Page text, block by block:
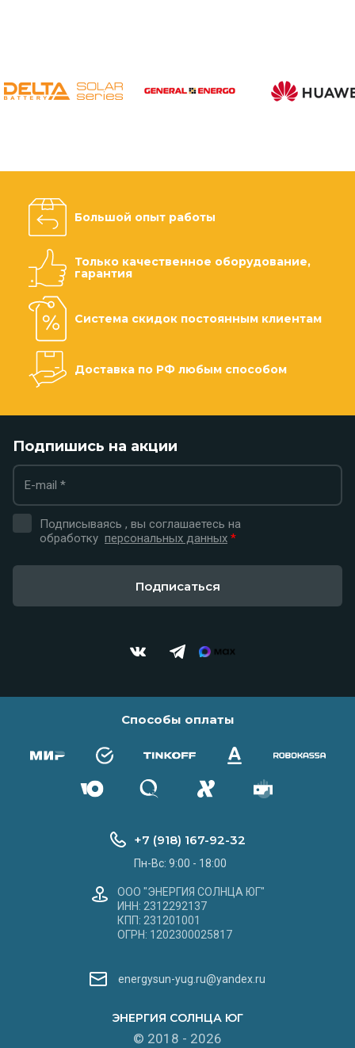
Большой опыт работы
Только качественное оборудование,
гарантия
Система скидок постоянным клиентам
Доставка по РФ любым способом
Подпишись на акции
Подписываясь , вы соглашаетесь на
обработку персональных данных *
Подписаться
Способы оплаты
ЭНЕРГИЯ СОЛНЦА ЮГ
© 2018 - 2026
+7 (918) 167-92-32
Пн-Вс: 9:00 - 18:00
ООО "ЭНЕРГИЯ СОЛНЦА ЮГ"
ИНН: 2312292137
КПП: 231201001
ОГРН: 1202300025817
energysun-yug.ru@yandex.ru